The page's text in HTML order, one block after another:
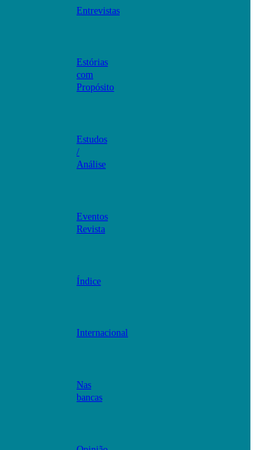
Entrevistas
Estórias
com
Propósito
Estudos
/
Análise
Eventos
Revista
Índice
Internacional
Nas
bancas